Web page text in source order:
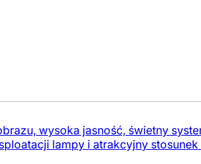
wysoka jasność, świetny
lampy i atrakcyjny